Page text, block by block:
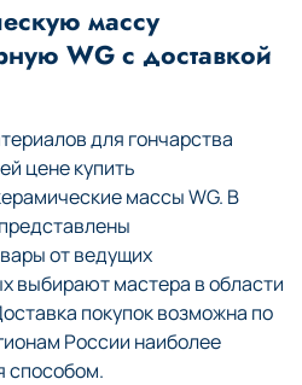
массу
WG с доставкой
для гончарства
цене купить
массы WG. В
от ведущих
выбирают мастера в области
покупок возможна по
России наиболее
способом.